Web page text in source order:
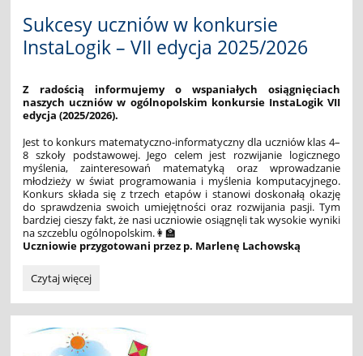
Sukcesy uczniów w konkursie
InstaLogik – VII edycja 2025/2026
Z radością informujemy o wspaniałych osiągnięciach
naszych uczniów w ogólnopolskim konkursie InstaLogik VII
edycja (2025/2026).
Jest to konkurs matematyczno-informatyczny dla uczniów klas 4–
8 szkoły podstawowej. Jego celem jest rozwijanie logicznego
myślenia, zainteresowań matematyką oraz wprowadzanie
młodzieży w świat programowania i myślenia komputacyjnego.
Konkurs składa się z trzech etapów i stanowi doskonałą okazję
do sprawdzenia swoich umiejętności oraz rozwijania pasji. Tym
bardziej cieszy fakt, że nasi uczniowie osiągnęli tak wysokie wyniki
na szczeblu ogólnopolskim.👩‍🏫
Uczniowie przygotowani przez p. Marlenę Lachowską
Sukcesy
w
InstaLogik
Czytaj więcej